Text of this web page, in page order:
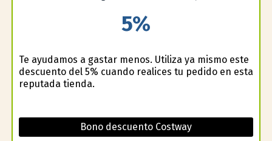
5%
Te ayudamos a gastar menos. Utiliza ya mismo este
descuento del 5% cuando realices tu pedido en esta
reputada tienda.
Bono descuento Costway